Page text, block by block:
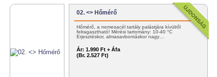
02. <> Hőmérő
Hőmérő, a nemesacél tartály palástjára kívülről
felragasztható! Mérési tartomány: 10-40 °C
Erjesztéskor, almasavbontáskor nagy…
Ár: 1.990 Ft + Áfa
(Br. 2.527 Ft)